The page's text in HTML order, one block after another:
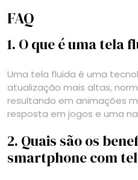
FAQ
1. O que é uma tela
Uma tela fluida é uma
atualização mais altas,
resultando em animações
resposta em jogos e uma
2. Quais são os
smartphone com